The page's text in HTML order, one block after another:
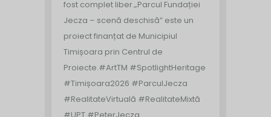
fost complet liber.„Parcul Fundației
Jecza – scenă deschisă” este un
proiect finanțat de Municipiul
Timișoara prin Centrul de
Proiecte.#ArtTM #SpotlightHeritage
#Timișoara2026 #ParculJecza
#RealitateVirtuală #RealitateMixtă
#UPT #PeterJecza